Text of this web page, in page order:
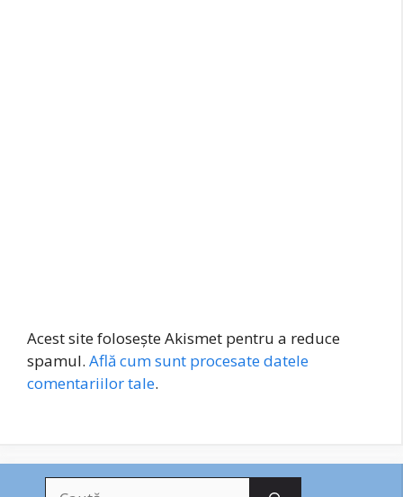
Acest site folosește Akismet pentru a reduce
spamul. Află cum sunt procesate datele
comentariilor tale.